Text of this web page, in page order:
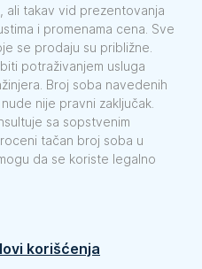
ali takav vid prezentovanja
i promenama cena. Sve
se prodaju su približne.
potraživanjem usluga
Broj soba navedenih
nije pravni zaključak.
sa sopstvenim
tačan broj soba u
da se koriste legalno
korišćenja